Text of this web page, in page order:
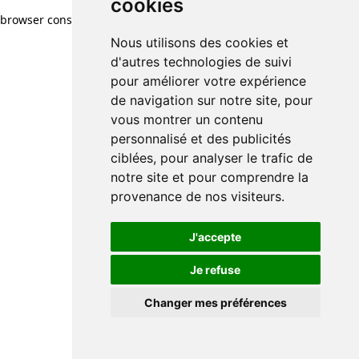
cookies
Nous utilisons des cookies et
d'autres technologies de suivi
pour améliorer votre expérience
de navigation sur notre site, pour
vous montrer un contenu
personnalisé et des publicités
ciblées, pour analyser le trafic de
notre site et pour comprendre la
provenance de nos visiteurs.
J'accepte
Je refuse
Changer mes préférences
browser console for more information)